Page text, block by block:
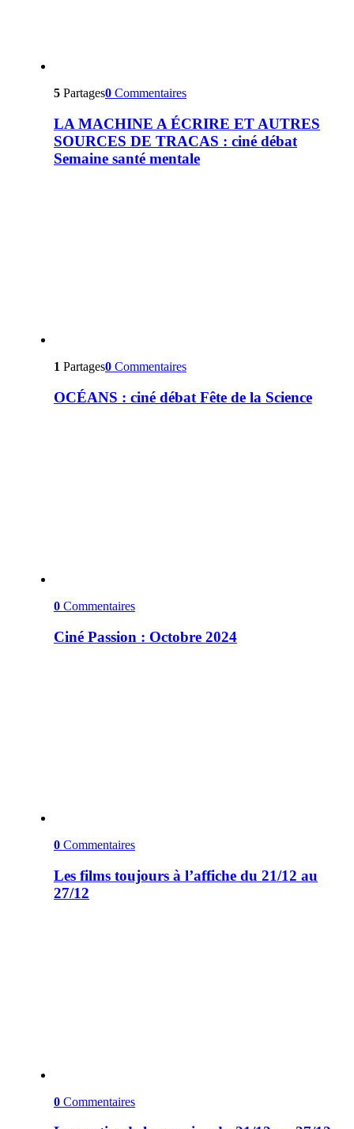
5 Partages0 Commentaires
LA MACHINE A ÉCRIRE ET AUTRES
SOURCES DE TRACAS : ciné débat
Semaine santé mentale
1 Partages0 Commentaires
OCÉANS : ciné débat Fête de la Science
0 Commentaires
Ciné Passion : Octobre 2024
0 Commentaires
Les films toujours à l’affiche du 21/12 au
27/12
0 Commentaires